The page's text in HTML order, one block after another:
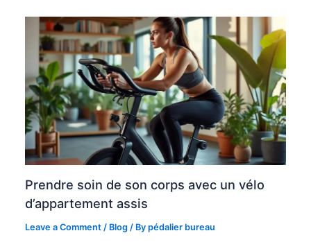
Prendre soin de son corps avec un vélo
d’appartement assis
Leave a Comment / Blog / Bypédalier bureau